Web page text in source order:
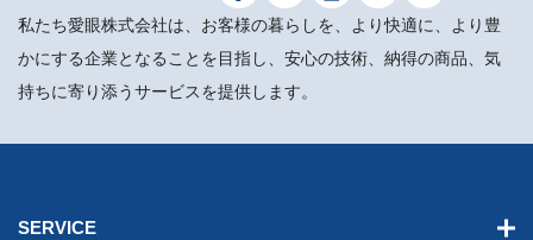
私たち愛眼株式会社は、お客様の暮らしを、より快適に、より豊
かにする企業となることを目指し、安心の技術、納得の商品、気
持ちに寄り添うサービスを提供します。
SERVICE